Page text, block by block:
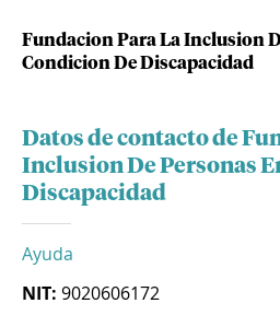
Fundacion Para La Inclusion
Condicion De Discapacidad
Datos de contacto de
Inclusion De Personas
Discapacidad
Ayuda
NIT: 9020606172